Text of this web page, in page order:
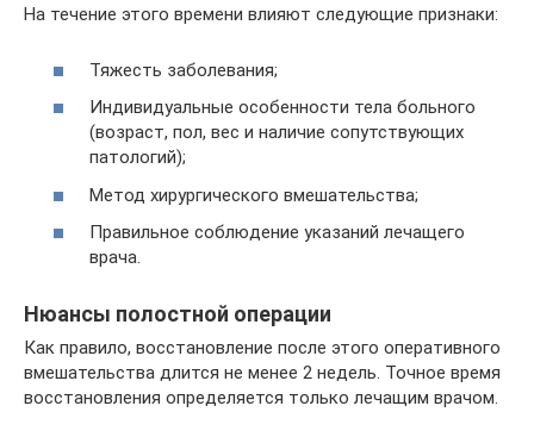
На течение этого времени влияют следующие признаки:
Тяжесть заболевания;
Индивидуальные особенности тела больного
(возраст, пол, вес и наличие сопутствующих
патологий);
Метод хирургического вмешательства;
Правильное соблюдение указаний лечащего
врача.
Нюансы полостной операции
Как правило, восстановление после этого оперативного
вмешательства длится не менее 2 недель. Точное время
восстановления определяется только лечащим врачом.